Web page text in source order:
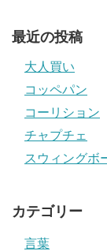
最近の投稿
大人買い
コッペパン
コーリション
チャプチェ
スウィングボ
カテゴリー
言葉